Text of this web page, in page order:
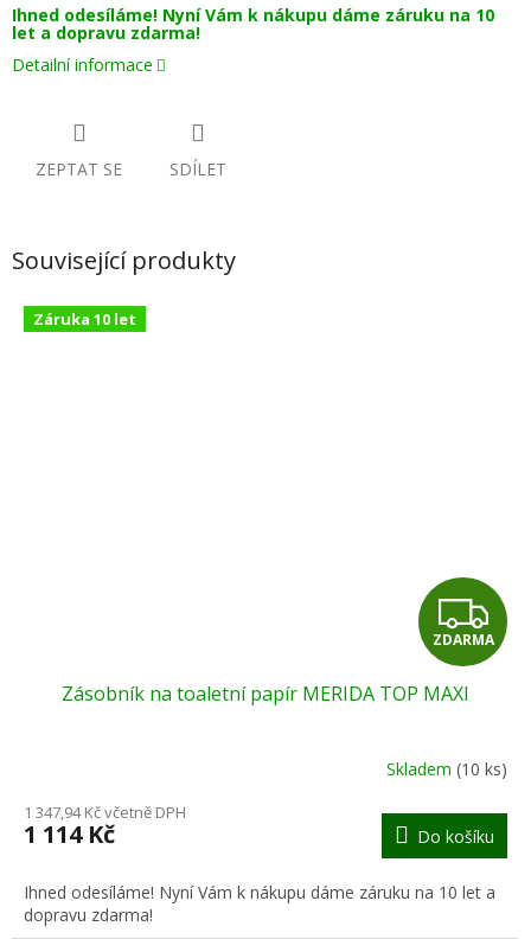
Ihned odesíláme! Nyní Vám k nákupu dáme záruku na 10
let a dopravu zdarma!
Detailní informace
ZEPTAT SE SDÍLET
Související produkty
Záruka 10 let
Z
D
R
M
A
ZDARMA
Zásobník na toaletní papír MERIDA TOP MAXI
Skladem (10 ks)
1 347,94 Kč včetně DPH
1 114 Kč Do košíku
Ihned odesíláme! Nyní Vám k nákupu dáme záruku na 10 let a
dopravu zdarma!